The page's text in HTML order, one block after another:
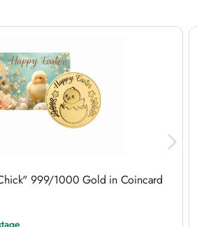
999/1000 Gold in Coincard